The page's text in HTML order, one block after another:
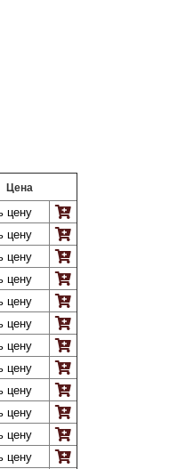
Цена
цену
цену
цену
цену
цену
цену
цену
цену
цену
цену
цену
цену